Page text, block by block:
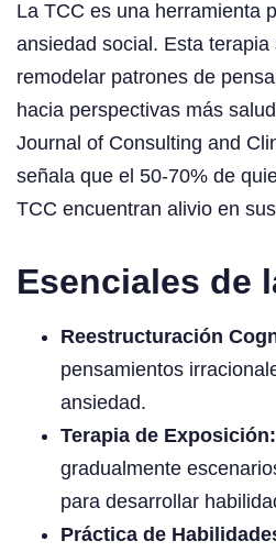
La TCC es una herramienta
ansiedad social. Esta terapia
remodelar patrones de
hacia perspectivas más
Journal of Consulting and
señala que el 50-70% de
TCC encuentran alivio en
Esenciales de
Reestructuración
pensamientos
ansiedad.
Terapia de Exposición:
gradualmente
para desarrollar
Práctica de